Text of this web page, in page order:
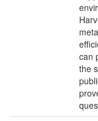
can
the